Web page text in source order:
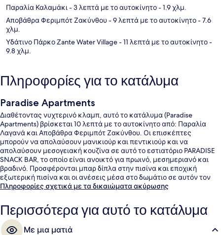
Παραλία Καλαμάκι- 3 λεπτά με το αυτοκίνητο- 1.9 χλμ.
Αποβάθρα Φεριμπότ Ζακύνθου - 9 λεπτά με το αυτοκίνητο- 7.6
χλμ.
Υδάτινο Πάρκο Zante Water Village- 11 λεπτά με το αυτοκίνητο-
9.8 χλμ.
Πληροφορίες για το κατάλυμα
Paradise Apartments
Διαθέτοντας νυχτερινό κλαμπ, αυτό το κατάλυμα (Paradise
Apartments) βρίσκεται 10 λεπτά με το αυτοκίνητο από: Παραλία
Λαγανά και Αποβάθρα Φεριμπότ Ζακύνθου. Οι επισκέπτες
μπορούν να απολαύσουν μανικιούρ και πεντικιούρ και να
απολαύσουν μεσογειακή κουζίνα σε αυτό το εστιατόριο PARADISE
SNACK BAR, το οποίο είναι ανοικτό για πρωινό, μεσημεριανό και
βραδινό. Προσφέρονται μπαρ δίπλα στην πισίνα και εποχική
εξωτερική πισίνα και οι ανέσεις μέσα στο δωμάτιο σε αυτόν τον
ξενώνα (πολυτελείας) περιλαμβάνουν ψυγεία και φούρνους
Πληροφορίες σχετικά με τα δικαιώματα ακύρωσης
Περισσότερα για αυτό το κατάλυμα
Με μια ματιά